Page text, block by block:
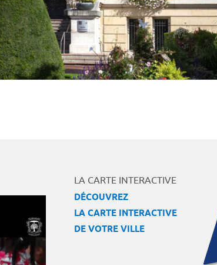
LA CARTE INTERACTIVE
DÉCOUVREZ
LA CARTE INTERACTIVE
DE VOTRE VILLE